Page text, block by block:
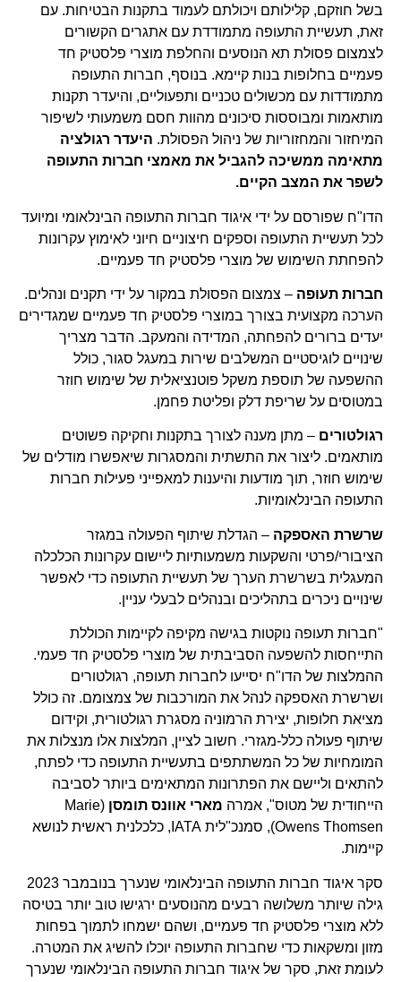
בשל חוזקם, קלילותם ויכולתם לעמוד בתקנות הבטיחות. עם
זאת, תעשיית התעופה מתמודדת עם אתגרים הקשורים
לצמצום פסולת תא הנוסעים והחלפת מוצרי פלסטיק חד
פעמיים בחלופות בנות קיימא. בנוסף, חברות התעופה
מתמודדות עם מכשולים טכניים ותפעוליים, והיעדר תקנות
מותאמות ומבוססות סיכונים מהוות חסם משמעותי לשיפור
המיחזור והמחזוריות של ניהול הפסולת. היעדר רגולציה
מתאימה ממשיכה להגביל את מאמצי חברות התעופה
לשפר את המצב הקיים.
הדו"ח שפורסם על ידי איגוד חברות התעופה הבינלאומי ומיועד
לכל תעשיית התעופה וספקים חיצוניים חיוני לאימוץ עקרונות
להפחתת השימוש של מוצרי פלסטיק חד פעמיים.
חברות תעופה – צמצום הפסולת במקור על ידי תקנים ונהלים.
הערכה מקצועית בצורך במוצרי פלסטיק חד פעמיים שמגדירים
יעדים ברורים להפחתה, המדידה והמעקב. הדבר מצריך
שינויים לוגיסטיים המשלבים שירות במעגל סגור, כולל
ההשפעה של תוספת משקל פוטנציאלית של שימוש חוזר
במטוסים על שריפת דלק ופליטת פחמן.
רגולטורים – מתן מענה לצורך בתקנות וחקיקה פשוטים
מותאמים. ליצור את התשתית והמסגרות שיאפשרו מודלים של
שימוש חוזר, תוך מודעות והיענות למאפייני פעילות חברות
התעופה הבינלאומיות.
שרשרת האספקה – הגדלת שיתוף הפעולה במגזר
הציבורי/פרטי והשקעות משמעותיות ליישום עקרונות הכלכלה
המעגלית בשרשרת הערך של תעשיית התעופה כדי לאפשר
שינויים ניכרים בתהליכים ובנהלים לבעלי עניין.
"חברות תעופה נוקטות בגישה מקיפה לקיימות הכוללת
התייחסות להשפעה הסביבתית של מוצרי פלסטיק חד פעמי.
ההמלצות של הדו"ח יסייעו לחברות תעופה, רגולטורים
ושרשרת האספקה לנהל את המורכבות של צמצומם. זה כולל
מציאת חלופות, יצירת הרמוניה מסגרת רגולטורית, וקידום
שיתוף פעולה כלל-מגזרי. חשוב לציין, המלצות אלו מנצלות את
המומחיות של כל המשתתפים בתעשיית התעופה כדי לפתח,
להתאים וליישם את הפתרונות המתאימים ביותר לסביבה
הייחודית של מטוס", אמרה מארי אוונס תומסן (Marie
Owens Thomsen), סמנכ"לית IATA, כלכלנית ראשית לנושא
קיימות.
סקר איגוד חברות התעופה הבינלאומי שנערך בנובמבר 2023
גילה שיותר משלושה רבעים מהנוסעים ירגישו טוב יותר בטיסה
ללא מוצרי פלסטיק חד פעמיים, ושהם ישמחו לתמוך בפחות
מזון ומשקאות כדי שחברות התעופה יוכלו להשיג את המטרה.
לעומת זאת, סקר של איגוד חברות התעופה הבינלאומי שנערך